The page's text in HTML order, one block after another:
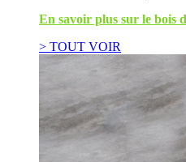
En savoir plus sur le bois
> TOUT VOIR